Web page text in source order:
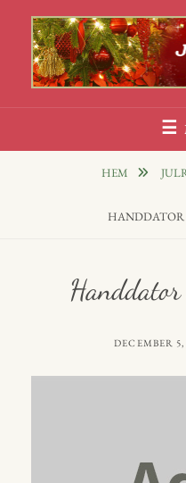
innehåll
Julrim Och
HEM
HANDDATOR
PUBLICERAT
DECEMBER 5,